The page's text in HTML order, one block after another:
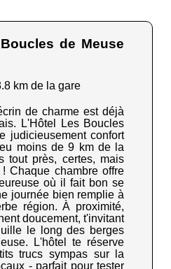
de Meuse
km de la gare
de charme est déjà
L'Hôtel Les Boucles
judicieusement confort
moins de 9 km de la
tout près, certes, mais
Chaque chambre offre
où il fait bon se
journée bien remplie à
région. À proximité,
doucement, t'invitant
le long des berges
L'hôtel te réserve
trucs sympas sur la
- parfait pour tester